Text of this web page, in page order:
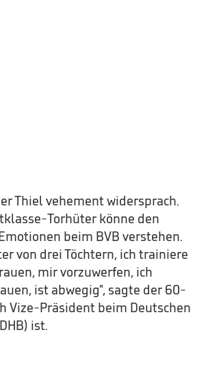
Thiel vehement widersprach.
Torhüter könne den
beim BVB verstehen.
von drei Töchtern, ich trainiere
mir vorzuwerfen, ich
ist abwegig", sagte der 60-
Vize-Präsident beim Deutschen
ist.